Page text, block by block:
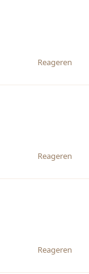
Reageren
Reageren
Reageren